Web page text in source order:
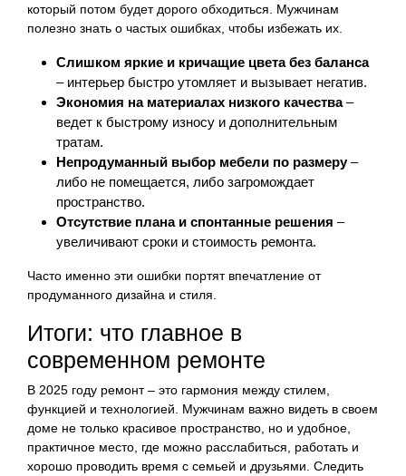
который потом будет дорого обходиться. Мужчинам
полезно знать о частых ошибках, чтобы избежать их.
Слишком яркие и кричащие цвета без баланса
– интерьер быстро утомляет и вызывает негатив.
Экономия на материалах низкого качества–
ведет к быстрому износу и дополнительным
тратам.
Непродуманный выбор мебели по размеру–
либо не помещается, либо загромождает
пространство.
Отсутствие плана и спонтанные решения –
увеличивают сроки и стоимость ремонта.
Часто именно эти ошибки портят впечатление от
продуманного дизайна и стиля.
Итоги: что главное в
современном ремонте
В 2025 году ремонт – это гармония между стилем,
функцией и технологией. Мужчинам важно видеть в своем
доме не только красивое пространство, но и удобное,
практичное место, где можно расслабиться, работать и
хорошо проводить время с семьей и друзьями. Следить